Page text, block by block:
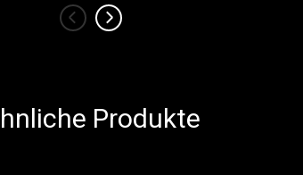
‹ ›
Produkte